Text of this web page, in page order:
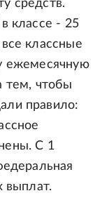
средств.
классе - 25
классные
ежемесячную
тем, чтобы
правило:
С 1
выплат.